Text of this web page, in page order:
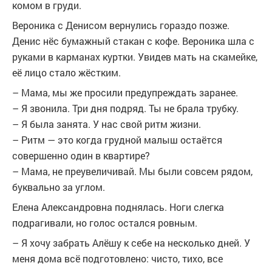
комом в груди.
Вероника с Денисом вернулись гораздо позже.
Денис нёс бумажный стакан с кофе. Вероника шла с
руками в карманах куртки. Увидев мать на скамейке,
её лицо стало жёстким.
– Мама, мы же просили предупреждать заранее.
– Я звонила. Три дня подряд. Ты не брала трубку.
– Я была занята. У нас свой ритм жизни.
– Ритм — это когда грудной малыш остаётся
совершенно один в квартире?
– Мама, не преувеличивай. Мы были совсем рядом,
буквально за углом.
Елена Александровна поднялась. Ноги слегка
подрагивали, но голос остался ровным.
– Я хочу забрать Алёшу к себе на несколько дней. У
меня дома всё подготовлено: чисто, тихо, все